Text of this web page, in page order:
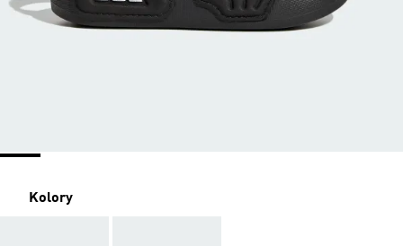
Kolory